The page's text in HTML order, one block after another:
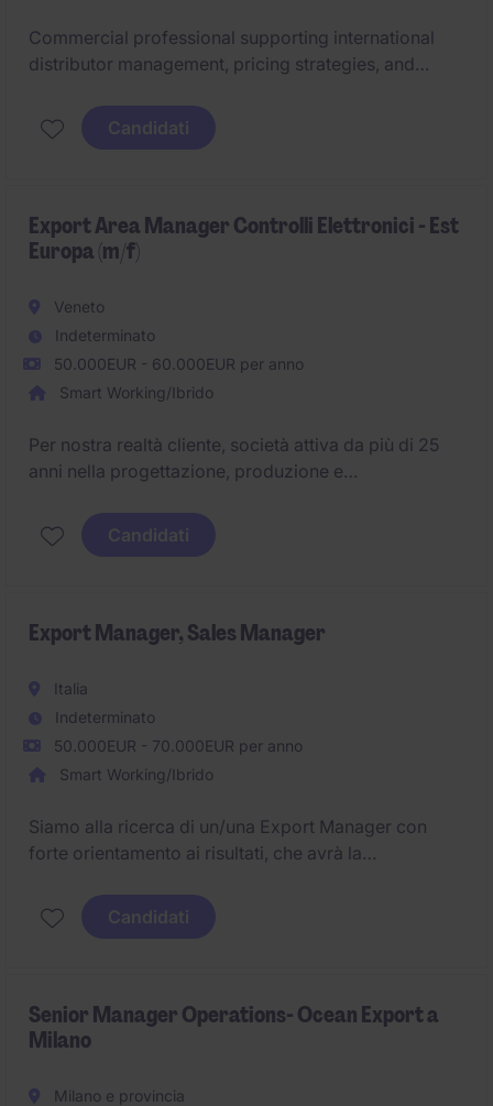
Commercial professional supporting international
distributor management, pricing strategies, and
aesthetics market, with a strong focus on Asia, Far
East, and Middle East regions. Responsible for
driving analytical insights to support strategic growth
and operational efficiency.
Candidati
Export Area Manager Controlli Elettronici - Est
Europa (m/f)
Veneto
Indeterminato
50.000EUR - 60.000EUR per anno
Smart Working/Ibrido
Per nostra realtà cliente, società attiva da più di 25
anni nella progettazione, produzione e
alla ricerca di una figura di Export Area Manager
Controlli Elettronici - Est Europa (m/f), che sarà
Candidati
Export Manager, Sales Manager
Italia
Indeterminato
50.000EUR - 70.000EUR per anno
Smart Working/Ibrido
Siamo alla ricerca di un/una Export Manager con
forte orientamento ai risultati, che avrà la
lingua tedesca per una realtà leader nell'arredo di
alta gamma, con focus specifico sugli imbottiti.
Candidati
Senior Manager Operations- Ocean Export a
Milano
Milano e provincia